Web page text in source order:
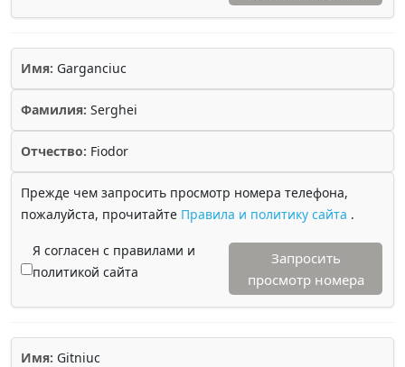
Имя: Garganciuc
Фамилия: Serghei
Отчество: Fiodor
Прежде чем запросить просмотр номера телефона,
пожалуйста, прочитайте Правила и политику сайта .
Я согласен с правилами и
политикой сайта
Запросить
просмотр номера
Имя: Gitniuc